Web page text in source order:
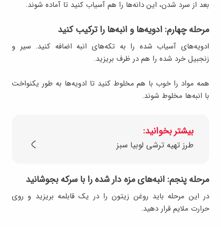
بعد از سرد شدن، این دانه‌ها را هم آسیاب کنید تا آماده شوند.
مرحله چهارم: ادویه‌ها و انبه‌ها را ترکیب کنید
ادویه‌های آسیاب شده را به تکه‌های انبه اضافه کنید. سیر و
زنجبیل خرد شده را هم در ظرف بریزید.
همه مواد را خوب با هم مخلوط کنید تا ادویه‌ها به طور یکنواخت
با انبه‌ها مخلوط شوند.
بیشتر بخوانید:
طرز تهیه ترشی لوبیا سبز
مرحله پنجم: انبه‌های مزه دار شده را با سرکه بجوشانید
در این مرحله باید روغن زیتون را در یک قابلمه بریزید و روی
حرارت ملایم قرار دهید.